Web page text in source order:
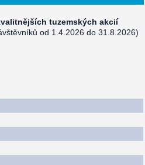
tuzemských akcií
od 1.4.2026 do 31.8.2026)